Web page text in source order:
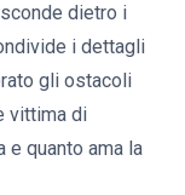
dietro i
i dettagli
gli ostacoli
vittima di
e quanto ama la